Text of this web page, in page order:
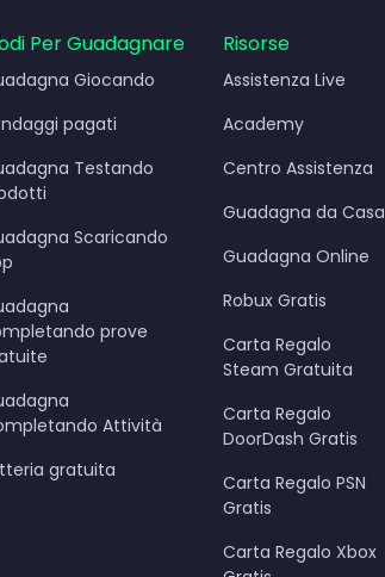
Per Guadagnare
Giocando
pagati
Testando
Scaricando
prove
Attività
gratuita
Risorse
Assistenza Live
Academy
Centro Assistenza
Guadagna da Casa
Guadagna Online
Robux Gratis
Carta Regalo
Steam Gratuita
Carta Regalo
DoorDash Gratis
Carta Regalo PSN
Gratis
Carta Regalo Xbox